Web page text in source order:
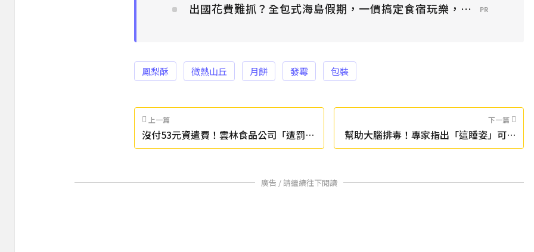
出國花費難抓？全包式海島假期，一價搞定食宿玩樂，省錢更省心！
PR
鳳梨酥 微熱山丘 月餅 發霉 包裝
上一篇
沒付53元資遣費！雲林食品公司「遭罰10
萬元」
下一篇
幫助大腦排毒！專家指出「這睡姿」可預
防記憶力衰退
廣告 / 請繼續往下閱讀